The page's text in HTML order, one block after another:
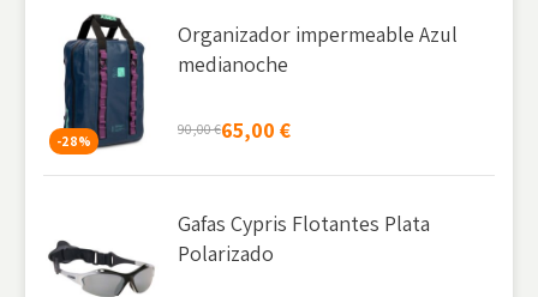
-28%
Organizador impermeable Azul
medianoche
90,00€65,00€
Gafas Cypris Flotantes Plata
Polarizado